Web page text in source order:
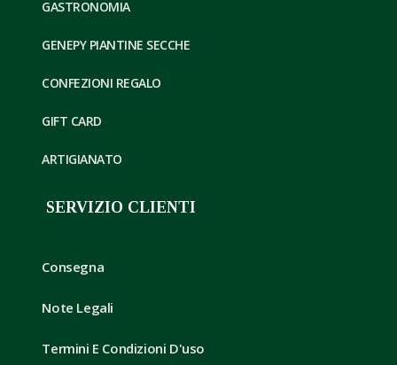
GASTRONOMIA
GENEPY PIANTINE SECCHE
CONFEZIONI REGALO
GIFT CARD
ARTIGIANATO
SERVIZIO CLIENTI
Consegna
Note Legali
Termini E Condizioni D'uso